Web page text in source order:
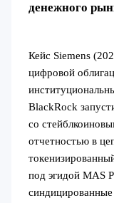
денежного
Кейс Siemens
цифровой
BlackRock
со
отчетностью в
под эгидой MAS